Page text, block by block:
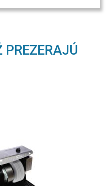
PREZERAJÚ